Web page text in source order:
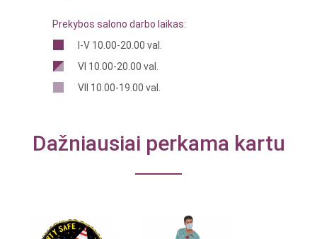
Prekybos salono darbo laikas:
I-V 10.00-20.00 val.
VI 10.00-20.00 val.
VII 10.00-19.00 val.
Dažniausiai perkama kartu